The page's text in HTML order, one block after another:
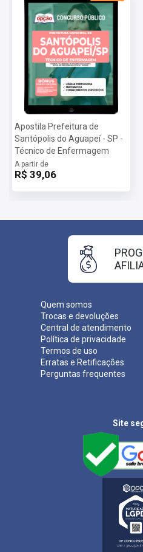
Apostila Prefeitura de
Santópolis do Aguapeí - SP -
Técnico de Enfermagem
A partir de
R$ 39,06
Quem somos
Trocas e devoluções
Central de atendimento
Política de privacidade
Termos de uso
Erratas e Retificações
Perguntas frequentes
Site